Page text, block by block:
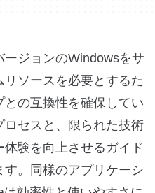
ジョンのWindowsをサ
ソースを必要とするた
の互換性を確保してい
ロセスと、限られた技術
験を向上させるガイド
。同様のアプリケーシ